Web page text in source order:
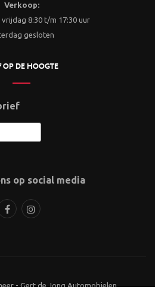
Verkoop:
8:30 t/m 17:30 uur
gesloten
OP DE HOOGTE
op social media
- Gert de Jong Automobielen